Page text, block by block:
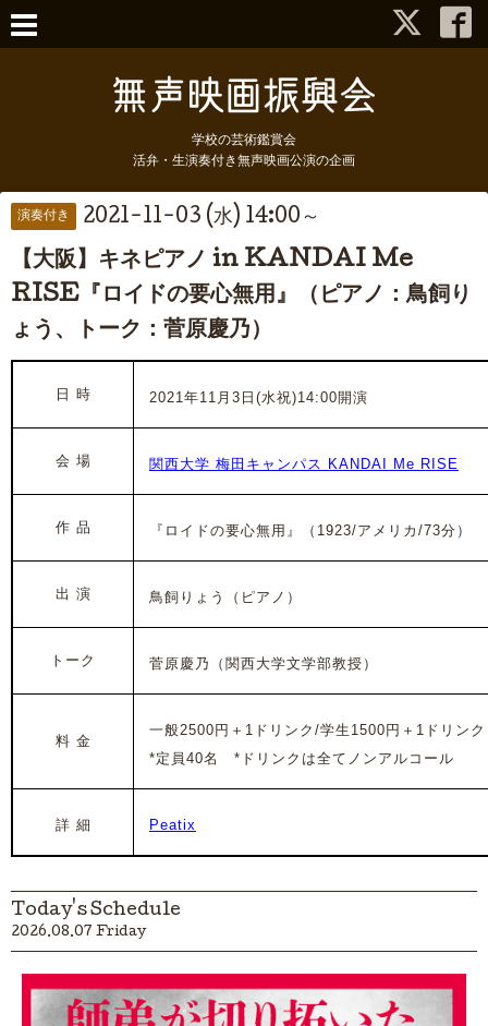
学校の芸術鑑賞会
活弁・生演奏付き無声映画公演の企画
演奏付き 2021-11-03 (水) 14:00～
【大阪】キネピアノ in KANDAI Me
RISE『ロイドの要心無用』（ピアノ：鳥飼り
ょう、トーク：菅原慶乃）
日 時 2021年11月3日(水祝)14:00開演
会 場 関西大学 梅田キャンパス KANDAI Me RISE
作 品 『ロイドの要心無用』（1923/アメリカ/73分）
出 演 鳥飼りょう（ピアノ）
トーク 菅原慶乃（ 関西大学文学部教授 ）
料 金
一般2500円＋1ドリンク/学生1500円＋ 1ドリンク
*定員40名 *ドリンクは全てノンアルコール
詳 細 Peatix
Today's Schedule
2026.08.07 Friday